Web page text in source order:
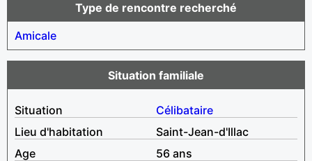
Type de rencontre recherché
Amicale
Situation familiale
Situation
Célibataire
Lieu d'habitation
Saint-Jean-d'Illac
Age
56 ans